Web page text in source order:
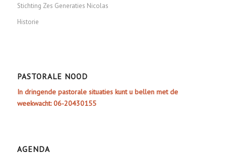
Stichting Zes Generaties Nicolas
Historie
PASTORALE NOOD
In dringende pastorale situaties kunt u bellen met de
weekwacht: 06-20430155
AGENDA